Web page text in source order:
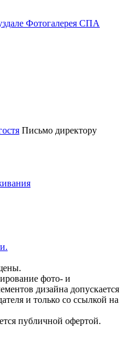
Фотогалерея СПА
Письмо директору
фото- и
дизайна допускается
и только со ссылкой на
публичной офертой.